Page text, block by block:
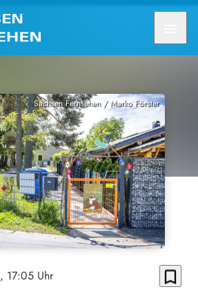
Sachsen Fernsehen / Marko Förster
, 17:05 Uhr bookmark_border